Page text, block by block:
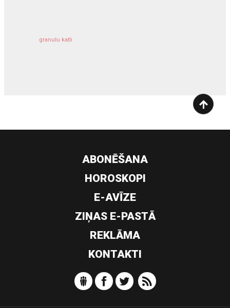
granulu katli
ABONĒŠANA
HOROSKOPI
E-AVĪZE
ZIŅAS E-PASTĀ
REKLĀMA
KONTAKTI